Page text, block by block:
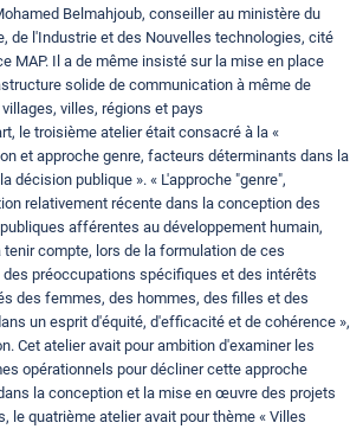
Belmahjoub, conseiller au ministère du
de l'Industrie et des Nouvelles technologies, cité
MAP. Il a de même insisté sur la mise en place
solide de communication à même de
villes, régions et pays
le troisième atelier était consacré à la «
et approche genre, facteurs déterminants dans la
décision publique ». « L'approche "genre",
relativement récente dans la conception des
afférentes au développement humain,
compte, lors de la formulation de ces
préoccupations spécifiques et des intérêts
des femmes, des hommes, des filles et des
un esprit d'équité, d'efficacité et de cohérence »,
Cet atelier avait pour ambition d'examiner les
opérationnels pour décliner cette approche
la conception et la mise en œuvre des projets
le quatrième atelier avait pour thème « Villes